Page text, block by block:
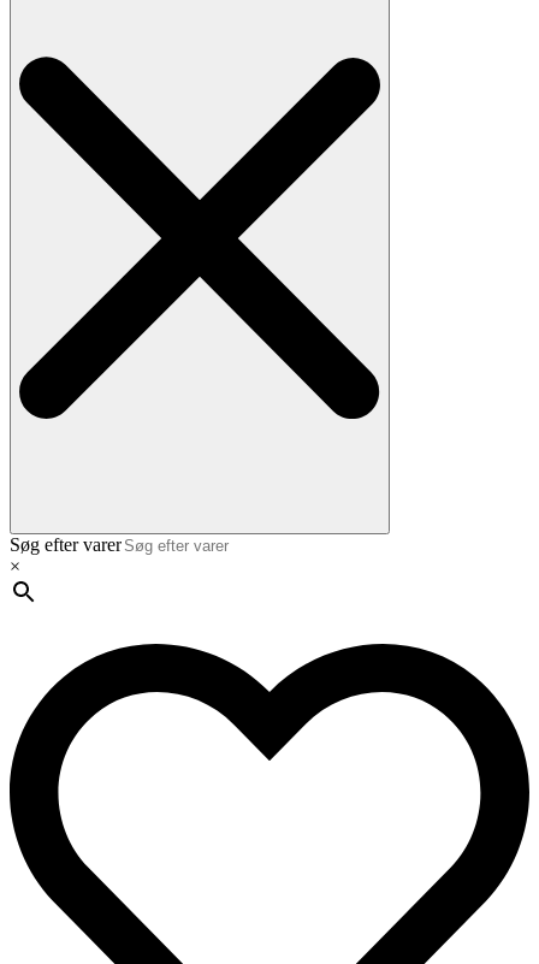
Søg efter varer
×